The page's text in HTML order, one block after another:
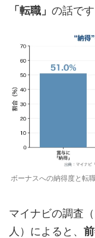
「転職」 の話です
ボーナスへの納得度と転
マイナビの調査
人）によると、